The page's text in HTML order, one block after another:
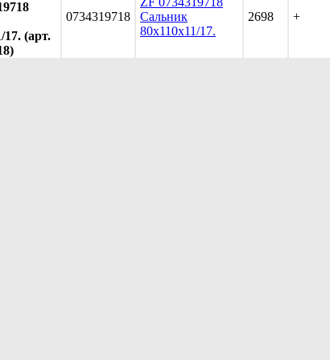
17. (арт.
0734319718
Сальник
80х110х11/17.
2698 +